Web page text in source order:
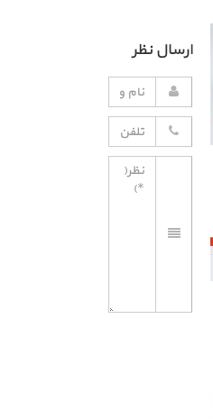
ارسال نظر